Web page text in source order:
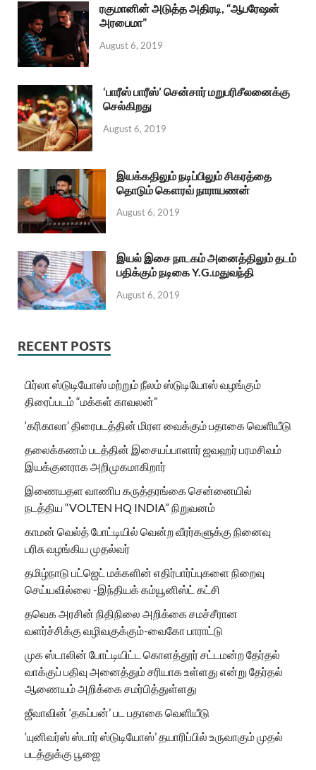
ரகுமானின் அடுத்த அதிரடி, “ஆபரேஷன்
அரபைமா”
August 6, 2019
‘பாரீஸ் பாரீஸ்’ சென்சார் மறுபரிசீலனைக்கு
செல்கிறது
August 6, 2019
இயக்கதிலும் நடிப்பிலும் சிகரத்தை
தொடும் கௌரவ் நாராயணன்
August 6, 2019
இயல் இசை நாடகம் அனைத்திலும் தடம்
பதிக்கும் நடிகை Y.G.மதுவந்தி
August 6, 2019
RECENT POSTS
பிர்லா ஸ்டுடியோஸ் மற்றும் நீலம் ஸ்டுடியோஸ் வழங்கும்
திரைப்படம் “மக்கள் காவலன்”
‘கரிகாலா’ திரைபடத்தின் மிரள வைக்கும் பதாகை வெளியீடு
தலைக்கணம் படத்தின் இசையப்பாளார் ஜவஹர் பரமசிவம்
இயக்குனராக அறிமுகமாகிறார்
இணையதள வாணிப கருத்தரங்கை சென்னையில்
நடத்திய “VOLTEN HQ INDIA” நிறுவனம்
காமன் வெல்த் போட்டியில் வென்ற வீரர்களுக்கு நினைவு
பரிசு வழங்கிய முதல்வர்
தமிழ்நாடு பட்ஜெட் மக்களின் எதிர்பார்ப்புகளை நிறைவு
செய்யவில்லை -இந்தியக் கம்யூனிஸ்ட் கட்சி
தவெக அரசின் நிதிநிலை அறிக்கை சமச்சீரான
வளர்ச்சிக்கு வழிவகுக்கும்-வைகோ பாராட்டு
முக ஸ்டாலின் போட்டியிட்ட கொளத்தூர் சட்டமன்ற தேர்தல்
வாக்குப் பதிவு அனைத்தும் சரியாக உள்ளது என்று தேர்தல்
ஆணையம் அறிக்கை சமர்பித்துள்ளது
ஜீவாவின் ‘தகப்பன்’ பட பதாகை வெளியீடு
‘யுனிவர்ஸ் ஸ்டார் ஸ்டுடியோஸ்’ தயாரிப்பில் உருவாகும் முதல்
படத்துக்கு பூஜை